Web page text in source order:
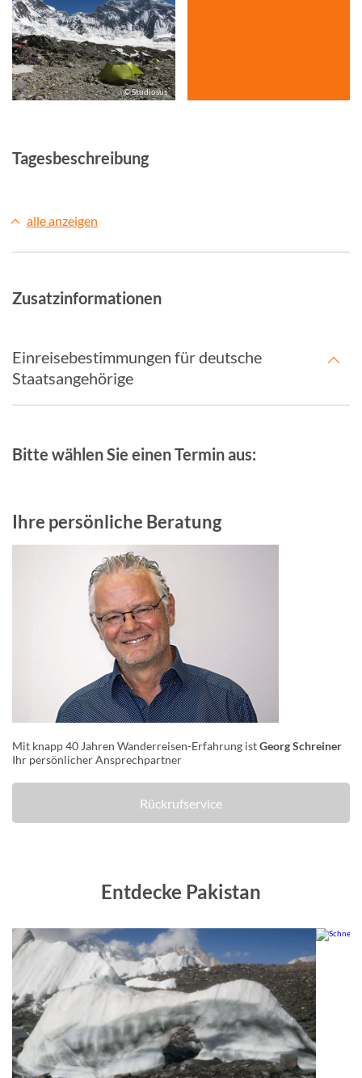
© Studiosus
Tagesbeschreibung
alle anzeigen
Zusatzinformationen
Einreisebestimmungen für deutsche
Staatsangehörige
Bitte wählen Sie einen Termin aus:
Ihre persönliche Beratung
Mit knapp 40 Jahren Wanderreisen-Erfahrung istGeorg Schreiner
Ihr persönlicher Ansprechpartner
Rückrufservice
Entdecke Pakistan